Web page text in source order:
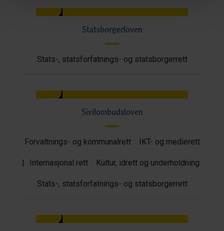
Statsborgerloven
Stats-, statsforfatnings- og statsborgerrett
Sivilombudsloven
Forvaltnings- og kommunalrett IKT- og medierett
| Internasjonal rett Kultur, idrett og underholdning
Stats-, statsforfatnings- og statsborgerrett